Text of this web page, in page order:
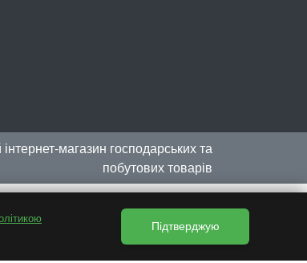
магазин господарських та
побутових товарів
Підтверджую